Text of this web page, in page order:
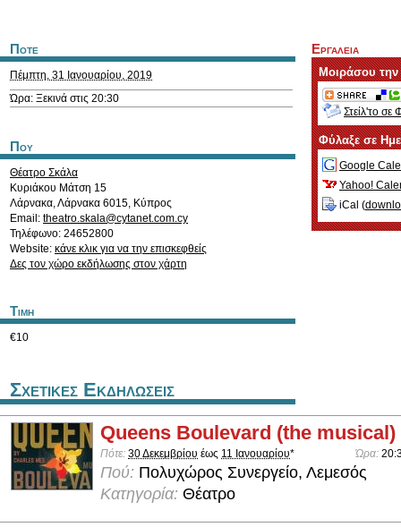
Ποτε
Πέμπτη, 31 Ιανουαρίου, 2019
Ώρα: Ξεκινά στις 20:30
Που
Θέατρο Σκάλα
Κυριάκου Μάτση 15
Λάρνακα,Λάρνακα 6015, Κύπρος
Email: theatro.skala@cytanet.com.cy
Τηλέφωνο: 24652800
Website: κάνε κλικ για να την επισκεφθείς
Δες τον χώρο εκδήλωσης στον χάρτη
Τιμη
€10
Εργαλεια
Μοιράσου
Στείλ'το σε
Φύλαξε σε
Google
Yahoo!
iCal (
Σχετικες Εκδηλωσεις
Queens Boulevard (the musical)
Πότε: 30 Δεκεμβρίου έως 11 Ιανουαρίου* Ώρα:
Πού: Πολυχώρος Συνεργείο, Λεμεσός
Κατηγορία: Θέατρο